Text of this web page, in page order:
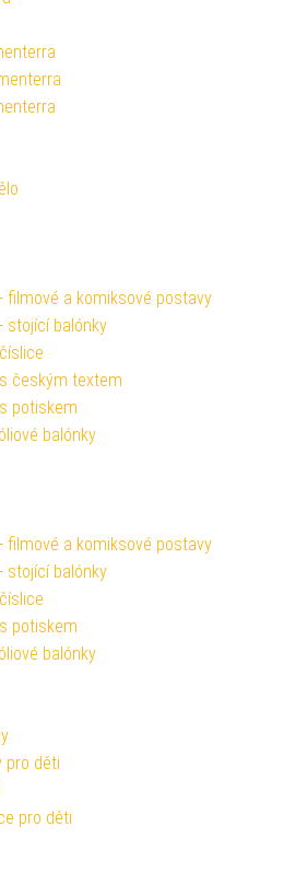
filmové a komiksové postavy
stojící balónky
českým textem
potiskem
balónky
filmové a komiksové postavy
stojící balónky
potiskem
balónky
pro děti
pro děti